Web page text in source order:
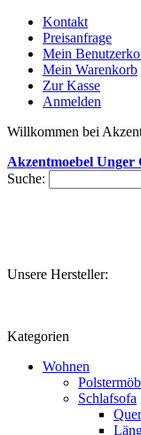
Kontakt
Preisanfrage
Mein
Mein Warenkorb
Zur Kasse
Anmelden
Willkommen bei
Akzentmoebel Unger
Suche:
Unsere Hersteller:
Kategorien
Wohnen
Schlafsofa